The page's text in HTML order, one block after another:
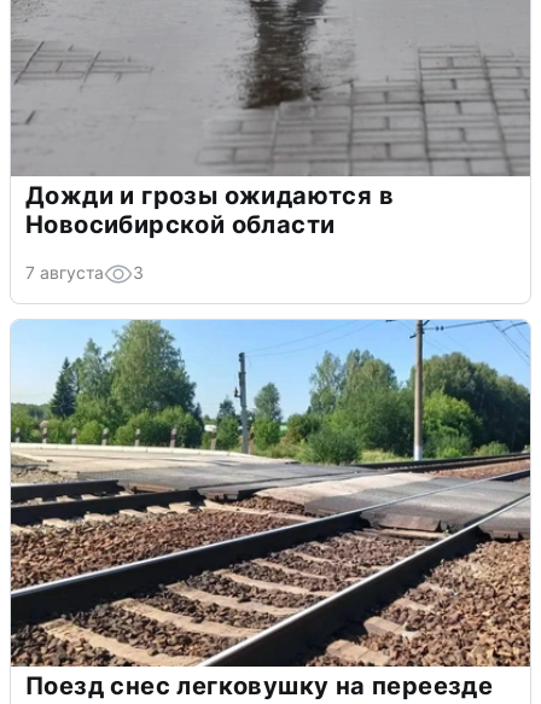
Дожди и грозы ожидаются в
Новосибирской области
7 августа 3
Поезд снес легковушку на переезде